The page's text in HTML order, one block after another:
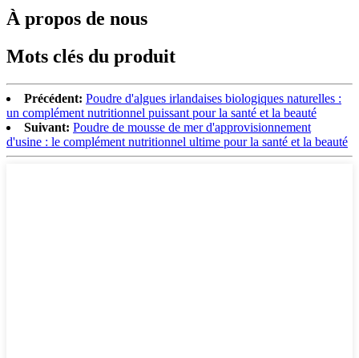
À propos de nous
Mots clés du produit
Précédent: Poudre d'algues irlandaises biologiques naturelles :
un complément nutritionnel puissant pour la santé et la beauté
Suivant: Poudre de mousse de mer d'approvisionnement
d'usine : le complément nutritionnel ultime pour la santé et la beauté